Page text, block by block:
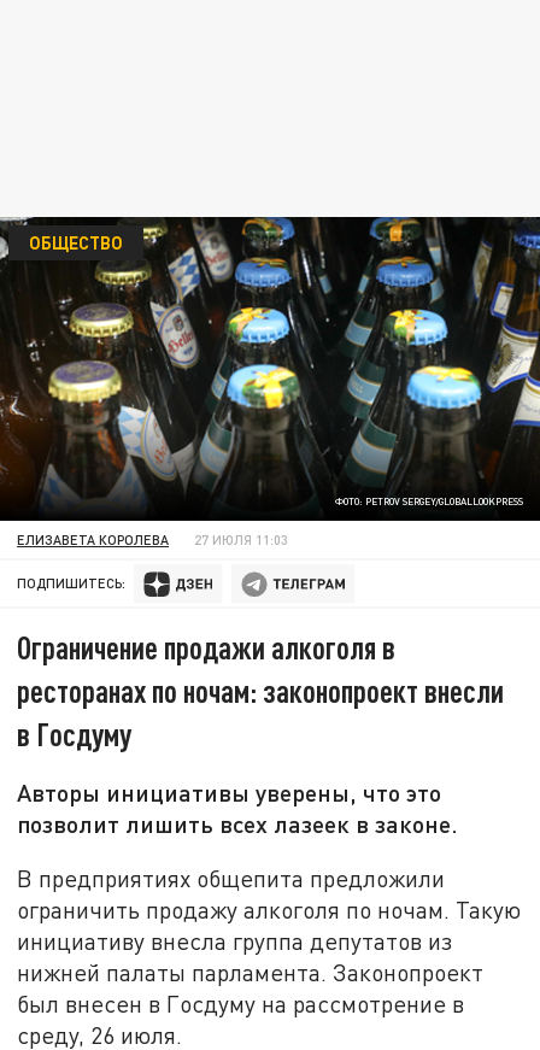
ФОТО: PETROV SERGEY/GLOBALLOOKPRESS
ОБЩЕСТВО
ЕЛИЗАВЕТА КОРОЛЕВА 27 ИЮЛЯ 11:03
ПОДПИШИТЕСЬ:
Ограничение продажи алкоголя в
ресторанах по ночам: законопроект внесли
в Госдуму
Авторы инициативы уверены, что это
позволит лишить всех лазеек в законе.
В предприятиях общепита предложили
ограничить продажу алкоголя по ночам. Такую
инициативу внесла группа депутатов из
нижней палаты парламента. Законопроект
был внесен в Госдуму на рассмотрение в
среду, 26 июля.